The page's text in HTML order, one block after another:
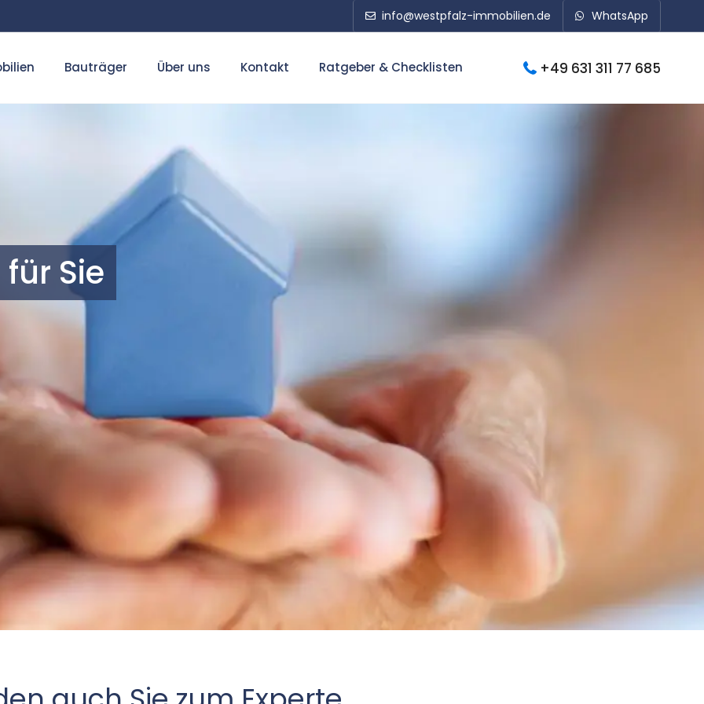
info@westpfalz-immobilien.de WhatsApp
Bauträger Über uns Kontakt Ratgeber & Checklisten +49 631 311 77 685
Sie